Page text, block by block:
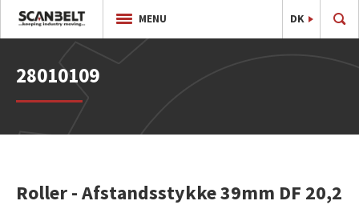
MENU DK
28010109
Roller - Afstandsstykke 39mm DF 20,2